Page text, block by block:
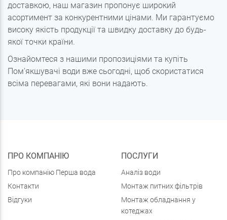
доставкою, наш магазин пропонує широкий
асортимент за конкурентними цінами. Ми гарантуємо
високу якість продукції та швидку доставку до будь-
якої точки країни.
Ознайомтеся з нашими пропозиціями та купіть
Пом'якшувачі води вже сьогодні, щоб скористатися
всіма перевагами, які вони надають.
ПРО КОМПАНІЮ
Про компанію Перша вода
Контакти
Відгуки
ПОСЛУГИ
Аналіз води
Монтаж питних фільтрів
Монтаж обладнання у
котеджах